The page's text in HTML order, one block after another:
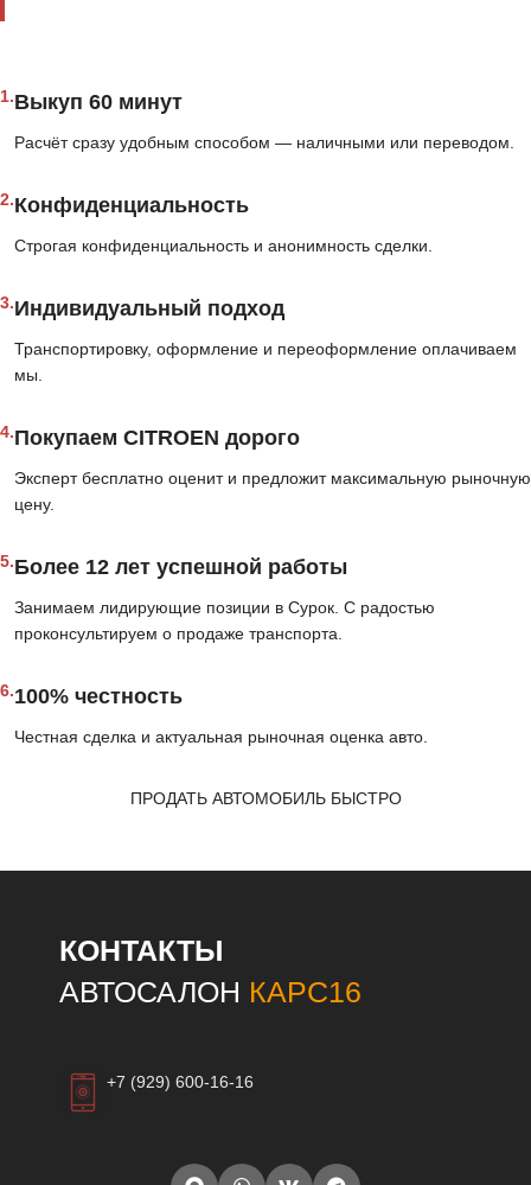
1.Выкуп 60 минут
Расчёт сразу удобным способом — наличными или переводом.
2.Конфиденциальность
Строгая конфиденциальность и анонимность сделки.
3.Индивидуальный подход
Транспортировку, оформление и переоформление оплачиваем
мы.
4.Покупаем CITROEN дорого
Эксперт бесплатно оценит и предложит максимальную рыночную
цену.
5.Более 12 лет успешной работы
Занимаем лидирующие позиции в Сурок. С радостью
проконсультируем о продаже транспорта.
6.100% честность
Честная сделка и актуальная рыночная оценка авто.
ПРОДАТЬ АВТОМОБИЛЬ БЫСТРО
КОНТАКТЫ
АВТОСАЛОН КАРС16
+7 (929) 600-16-16